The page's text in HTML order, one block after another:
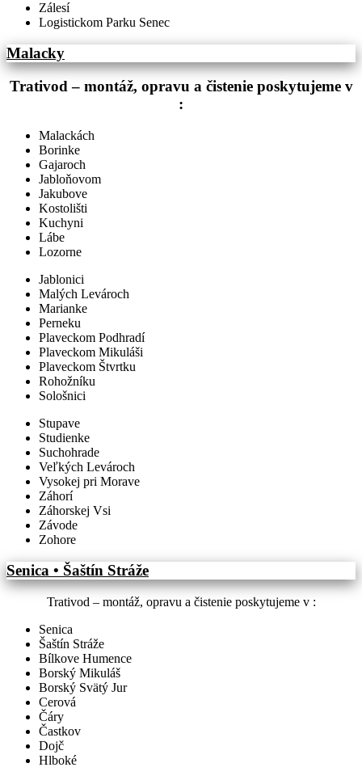
Zálesí
Logistickom Parku Senec
Malacky
Trativod – montáž, opravu a čistenie poskytujeme v
:
Malackách
Borinke
Gajaroch
Jabloňovom
Jakubove
Kostolišti
Kuchyni
Lábe
Lozorne
Jablonici
Malých Levároch
Marianke
Perneku
Plaveckom Podhradí
Plaveckom Mikuláši
Plaveckom Štvrtku
Rohožníku
Sološnici
Stupave
Studienke
Suchohrade
Veľkých Levároch
Vysokej pri Morave
Záhorí
Záhorskej Vsi
Závode
Zohore
Senica • Šaštín Stráže
Trativod – montáž, opravu a čistenie poskytujeme v :
Senica
Šaštín Stráže
Bílkove Humence
Borský Mikuláš
Borský Svätý Jur
Cerová
Čáry
Častkov
Dojč
Hlboké